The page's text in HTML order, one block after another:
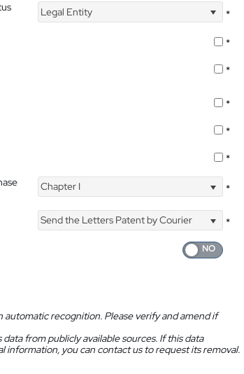
Legal Entity
*
*
*
*
*
*
Chapter I *
Send the Letters Patent by Courier
*
automatic recognition. Please verify and amend if
from publicly available sources. If this data
information, you can contact us to request its removal.